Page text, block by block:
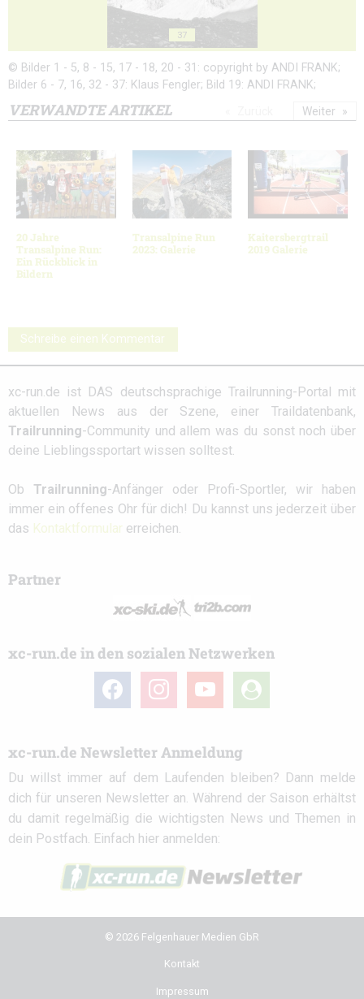
37
© Bilder 1 - 5, 8 - 15, 17 - 18, 20 - 31: copyright by ANDI FRANK;
Bilder 6 - 7, 16, 32 - 37: Klaus Fengler; Bild 19: ANDI FRANK;
VERWANDTE ARTIKEL
20 Jahre
Transalpine Run:
Ein Rückblick in
Bildern
Transalpine Run
2023: Galerie
Kaitersbergtrail
2019 Galerie
Weiter
Schreibe einen Kommentar
xc-run.de ist DAS deutschsprachige Trailrunning-Portal mit
aktuellen News aus der Szene, einer Traildatenbank,
Trailrunning-Community und allem was du sonst noch über
deine Lieblingssportart wissen solltest.
Ob Trailrunning-Anfänger oder Profi-Sportler, wir haben
immer ein offenes Ohr für dich! Du kannst uns jederzeit über
das Kontaktformular erreichen.
Partner
xc-run.de in den sozialen Netzwerken
facebook instagramyoutube
user-
circle
xc-run.de Newsletter Anmeldung
Du willst immer auf dem Laufenden bleiben? Dann melde
dich für unseren Newsletter an. Während der Saison erhältst
du damit regelmäßig die wichtigsten News und Themen in
dein Postfach. Einfach hier anmelden:
© 2026 Felgenhauer Medien GbR
Kontakt
Impressum